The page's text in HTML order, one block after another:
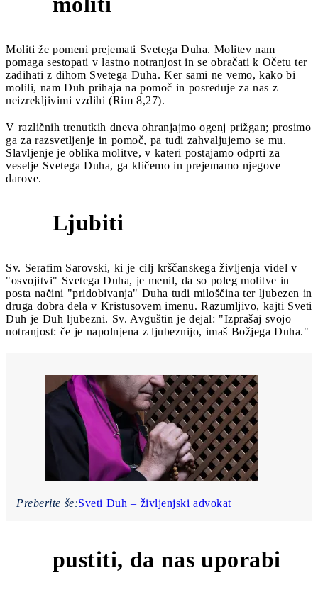
Moliti že pomeni prejemati Svetega Duha. Molitev nam
pomaga sestopati v lastno notranjost in se obračati k Očetu ter
zadihati z dihom Svetega Duha. Ker sami ne vemo, kako bi
molili, nam Duh prihaja na pomoč in posreduje za nas z
neizrekljivimi vzdihi (Rim 8,27).
V različnih trenutkih dneva ohranjajmo ogenj prižgan; prosimo
ga za razsvetljenje in pomoč, pa tudi zahvaljujemo se mu.
Slavljenje je oblika molitve, v kateri postajamo odprti za
veselje Svetega Duha, ga kličemo in prejemamo njegove
darove.
Ljubiti
Sv. Serafim Sarovski, ki je cilj krščanskega življenja videl v
"osvojitvi" Svetega Duha, je menil, da so poleg molitve in
posta načini "pridobivanja" Duha tudi miloščina ter ljubezen in
druga dobra dela v Kristusovem imenu. Razumljivo, kajti Sveti
Duh je Duh ljubezni. Sv. Avguštin je dejal: "Izprašaj svojo
notranjost: če je napolnjena z ljubeznijo, imaš Božjega Duha."
Preberite še:Sveti Duh – življenjski advokat
pustiti, da nas uporabi